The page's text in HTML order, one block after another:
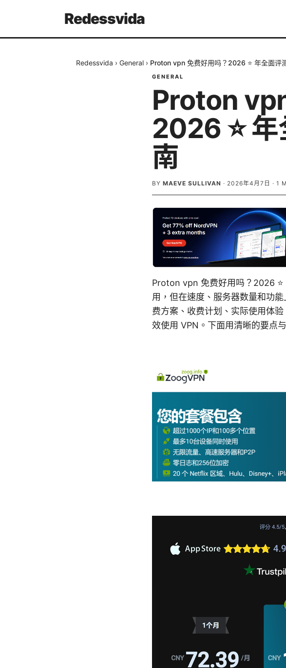
Redessvida
Redessvida › General › Proton vpn 免费好用吗？2026 ⭐ 年全面评
GENERAL
Proton
2026 ⭐
南
BY MAEVE SULLIVAN · 2026年4月7日 · 1
Proton vpn 免费好用吗？2026
用，但在速度、服务器数量和功
费方案、收费计划、实际使用体
效使用 VPN。下面用清晰的要点